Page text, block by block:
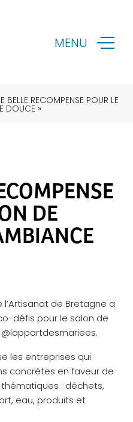
MENU
BELLE RECOMPENSE POUR LE
DOUCE »
DE
de Bretagne a
défis pour le salon de
les entreprises qui
concrètes en faveur de
: déchets,
eau, produits et